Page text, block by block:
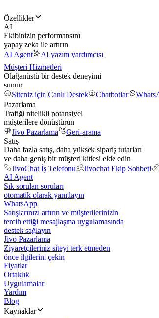
Özellikler
AI
Ekibinizin performansını
yapay zeka ile artırın
AI Agent
AI yazım yardımcısı
Müşteri Hizmetleri
Olağanüstü bir destek deneyimi
sunun
Siteniz için Canlı Destek
Chatbotlar
Pazarlama
Trafiği nitelikli potansiyel
müşterilere dönüştürün
Jivo Pazarlama
Geri-arama
Satış
Daha fazla satış, daha yüksek sipariş tutarları
ve daha geniş bir müşteri kitlesi elde edin
JivoChat İş Telefonu
Jivochat Ekip Sohbeti
AI Agent
Sık sorulan soruları
otomatik olarak yanıtlayın
WhatsApp
Satışlarınızı artırın ve müşterilerinizin
tercih ettiği mesajlaşma uygulamasında
destek sağlayın
Jivo Pazarlama
Ziyaretçileriniz siteyi terk etmeden
önce ilgilerini çekin
Fiyatlar
Ortaklık
Uygulamalar
Yardım
Blog
Kaynaklar